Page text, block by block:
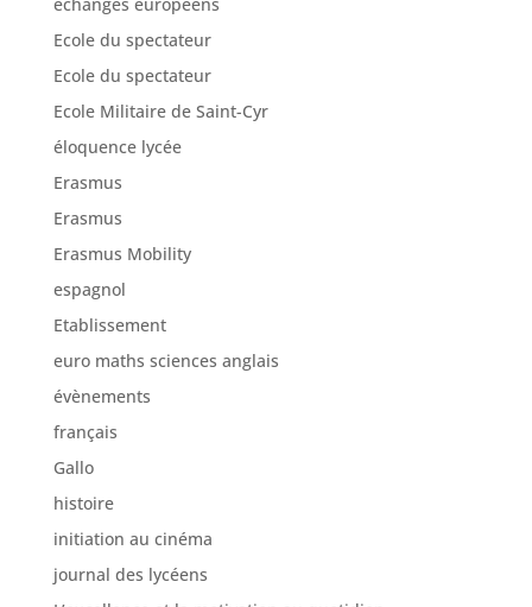
Ecole Militaire de Saint-Cyr
éloquence lycée
Erasmus
Erasmus
Erasmus Mobility
espagnol
Etablissement
euro maths sciences anglais
évènements
Gallo
histoire
initiation au cinéma
journal des lycéens
L’excellence et la motivation au quotidien
La réforme du lycée et la présentation des